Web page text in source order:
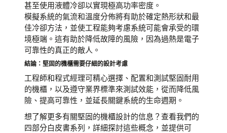
甚至使用液體冷卻以實現極高功率密度。
模擬系統的氣流和溫度分佈將有助於確定熱形狀和最
佳冷卻方法，並使工程能夠考慮系統可能會承受的環
境極端。這有助於降低故障的風險，因為過熱是電子
可靠性的真正的敵人。
結論：堅固的機櫃需要仔細的設計考慮
工程師和程式經理可精心選擇、配置和測試堅固耐用
的機櫃，以及遵守業界標準來測試效能，從而降低風
險、提高可靠性，並延長關鍵系統的生命週期。
想了解更多有關堅固的機櫃設計的信息？查看我們的
四部分白皮書系列，詳細探討這些概念，並提供可